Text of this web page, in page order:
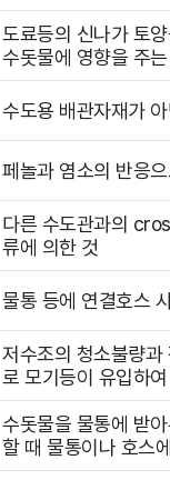
도료등의 신나가 토
수돗물에 영향을 주
수도용 배관자재가
페놀과 염소의 반응
다른 수도관과의
류에 의한 것
물통 등에 연결호스
저수조의 청소불량
로 모기등이 유입하
수돗물을 물통에 받
할 때 물통이나 호스